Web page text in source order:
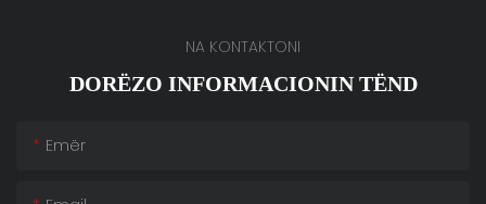
NA KONTAKTONI
DORËZO INFORMACIONIN TËND
Emër